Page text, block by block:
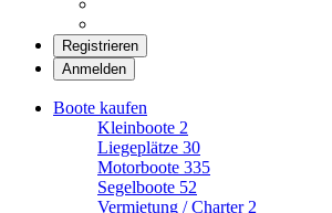
Registrieren
Anmelden
Boote kaufen
Kleinboote 2
Liegeplätze 30
Motorboote 335
Segelboote 52
Vermietung / Charter 2